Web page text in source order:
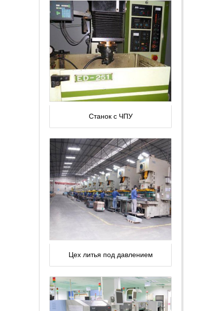
Станок с ЧПУ
Цех литья под давлением